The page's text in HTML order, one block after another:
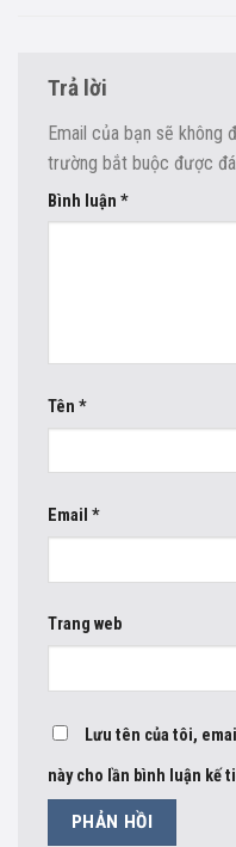
Trả lời
Email của bạn sẽ không
trường bắt buộc được
Bình luận *
Tên *
Email *
Trang web
Lưu tên của tôi,
này cho lần bình luận kế